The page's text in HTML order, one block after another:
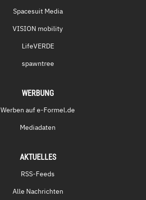
Spacesuit Media
VISION mobility
LifeVERDE
spawntree
WERBUNG
Werben auf e-Formel.de
Mediadaten
AKTUELLES
RSS-Feeds
Alle Nachrichten